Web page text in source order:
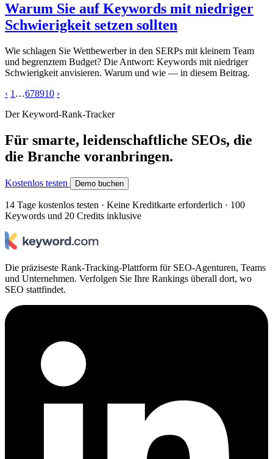
Warum Sie auf Keywords mit niedriger
Schwierigkeit setzen sollten
Wie schlagen Sie Wettbewerber in den SERPs mit kleinem Team
und begrenztem Budget? Die Antwort: Keywords mit niedriger
Schwierigkeit anvisieren. Warum und wie — in diesem Beitrag.
‹ 1 …678910 ›
Der Keyword-Rank-Tracker
Für smarte, leidenschaftliche SEOs, die
die Branche voranbringen.
Kostenlos testen Demo buchen
14 Tage kostenlos testen · Keine Kreditkarte erforderlich · 100
Keywords und 20 Credits inklusive
Die präziseste Rank-Tracking-Plattform für SEO-Agenturen, Teams
und Unternehmen. Verfolgen Sie Ihre Rankings überall dort, wo
SEO stattfindet.